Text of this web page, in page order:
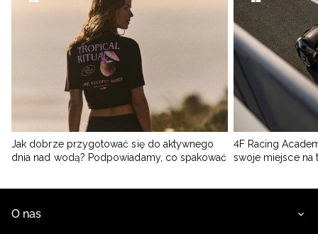
Jak dobrze przygotować się do aktywnego
dnia nad wodą? Podpowiadamy, co spakować
4F Racing
swoje miejsce na
O nas